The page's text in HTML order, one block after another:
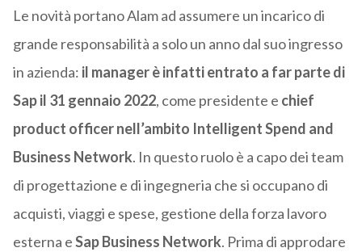
Le novità portano Alam ad assumere un incarico di
grande responsabilità a solo un anno dal suo ingresso
in azienda: il manager è infatti entrato a far parte di
Sap il 31 gennaio 2022, come presidente e chief
product officer nell’ambito Intelligent Spend and
Business Network. In questo ruolo è a capo dei team
di progettazione e di ingegneria che si occupano di
acquisti, viaggi e spese, gestione della forza lavoro
esterna eSap Business Network. Prima di approdare